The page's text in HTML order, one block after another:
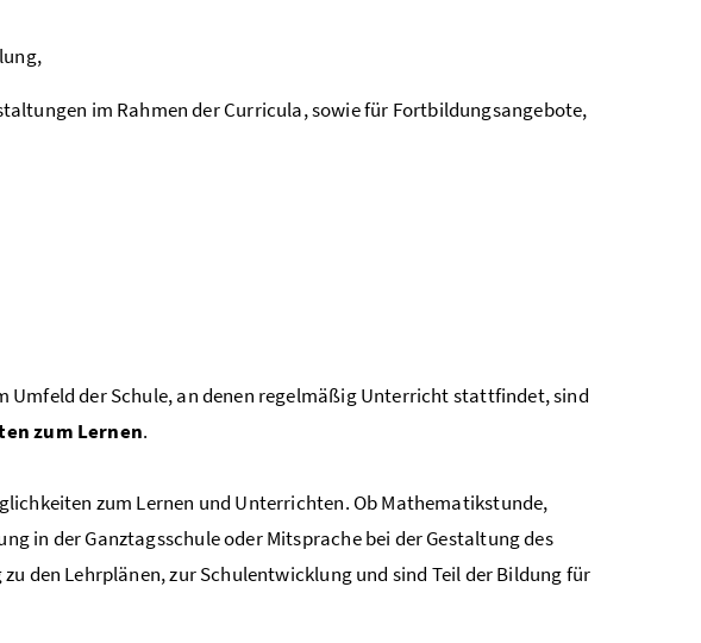
im Rahmen der Curricula, sowie für Fortbildungsangebote,
Umfeld der Schule, an denen regelmäßig Unterricht stattfindet, sind
zum Lernen.
zum Lernen und Unterrichten. Ob Mathematikstunde,
in der Ganztagsschule oder Mitsprache bei der Gestaltung des
den Lehrplänen, zur Schulentwicklung und sind Teil der Bildung für